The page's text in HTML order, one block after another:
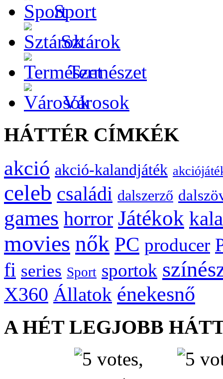
Sport
Sztárok
Természet
Városok
HÁTTÉR CÍMKÉK
akció akció-kalandjáték
celeb családi dalszerző
games horror Játékok
movies nők PC producer
fi series Sport sportok
X360 Állatok énekesnő
A HÉT LEGJOBB